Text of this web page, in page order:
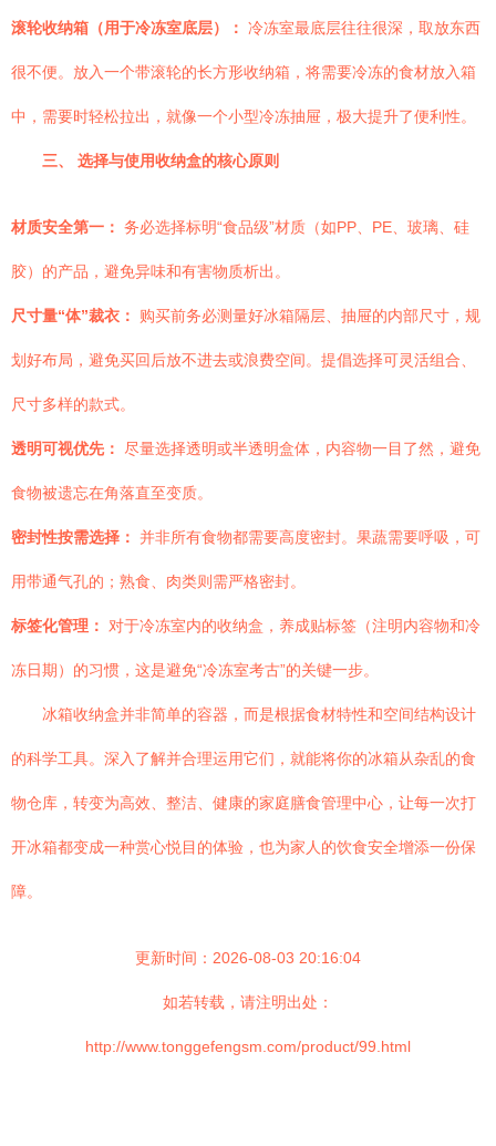
滚轮收纳箱（用于冷冻室底层）： 冷冻室最底层往往很深，取放东西
很不便。放入一个带滚轮的长方形收纳箱，将需要冷冻的食材放入箱
中，需要时轻松拉出，就像一个小型冷冻抽屉，极大提升了便利性。
三、 选择与使用收纳盒的核心原则
材质安全第一： 务必选择标明“食品级”材质（如PP、PE、玻璃、硅
胶）的产品，避免异味和有害物质析出。
尺寸量“体”裁衣： 购买前务必测量好冰箱隔层、抽屉的内部尺寸，规
划好布局，避免买回后放不进去或浪费空间。提倡选择可灵活组合、
尺寸多样的款式。
透明可视优先： 尽量选择透明或半透明盒体，内容物一目了然，避免
食物被遗忘在角落直至变质。
密封性按需选择： 并非所有食物都需要高度密封。果蔬需要呼吸，可
用带通气孔的；熟食、肉类则需严格密封。
标签化管理： 对于冷冻室内的收纳盒，养成贴标签（注明内容物和冷
冻日期）的习惯，这是避免“冷冻室考古”的关键一步。
冰箱收纳盒并非简单的容器，而是根据食材特性和空间结构设计
的科学工具。深入了解并合理运用它们，就能将你的冰箱从杂乱的食
物仓库，转变为高效、整洁、健康的家庭膳食管理中心，让每一次打
开冰箱都变成一种赏心悦目的体验，也为家人的饮食安全增添一份保
障。
更新时间：2026-08-03 20:16:04
如若转载，请注明出处：
http://www.tonggefengsm.com/product/99.html